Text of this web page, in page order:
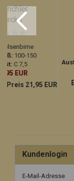
100-150
C 7,5
EUR
Preis 21,95 EUR
Kundenlogin
E-Mail-Adresse